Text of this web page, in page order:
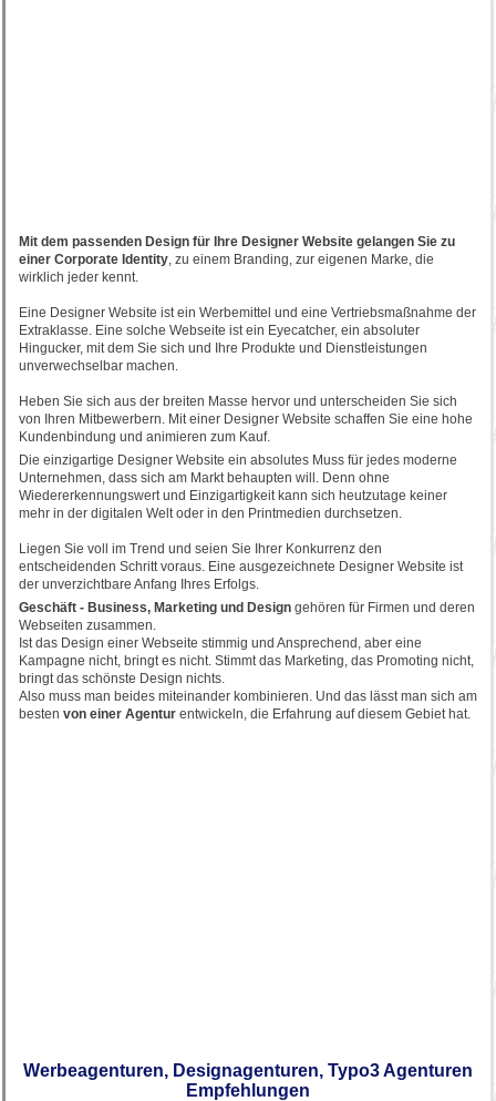
Mit dem passenden Design für Ihre Designer Website gelangen Sie zu
einer Corporate Identity, zu einem Branding, zur eigenen Marke, die
wirklich jeder kennt.
Eine Designer Website ist ein Werbemittel und eine Vertriebsmaßnahme der
Extraklasse. Eine solche Webseite ist ein Eyecatcher, ein absoluter
Hingucker, mit dem Sie sich und Ihre Produkte und Dienstleistungen
unverwechselbar machen.
Heben Sie sich aus der breiten Masse hervor und unterscheiden Sie sich
von Ihren Mitbewerbern. Mit einer Designer Website schaffen Sie eine hohe
Kundenbindung und animieren zum Kauf.
Die einzigartige Designer Website ein absolutes Muss für jedes moderne
Unternehmen, dass sich am Markt behaupten will. Denn ohne
Wiedererkennungswert und Einzigartigkeit kann sich heutzutage keiner
mehr in der digitalen Welt oder in den Printmedien durchsetzen.
Liegen Sie voll im Trend und seien Sie Ihrer Konkurrenz den
entscheidenden Schritt voraus. Eine ausgezeichnete Designer Website ist
der unverzichtbare Anfang Ihres Erfolgs.
Geschäft - Business, Marketing und Design gehören für Firmen und deren
Webseiten zusammen.
Ist das Design einer Webseite stimmig und Ansprechend, aber eine
Kampagne nicht, bringt es nicht. Stimmt das Marketing, das Promoting nicht,
bringt das schönste Design nichts.
Also muss man beides miteinander kombinieren. Und das lässt man sich am
besten von einer Agentur entwickeln, die Erfahrung auf diesem Gebiet hat.
Werbeagenturen, Designagenturen, Typo3 Agenturen
Empfehlungen